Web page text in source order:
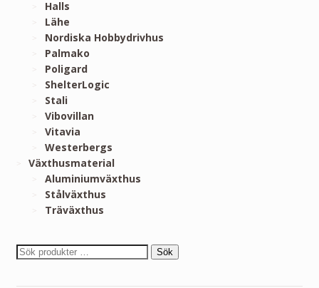
Halls
Lähe
Nordiska Hobbydrivhus
Palmako
Poligard
ShelterLogic
Stali
Vibovillan
Vitavia
Westerbergs
Växthusmaterial
Aluminiumväxthus
Stålväxthus
Träväxthus
Sök